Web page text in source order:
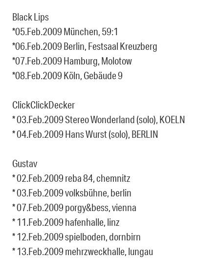
Black Lips
*05.Feb.2009 München, 59:1
*06.Feb.2009 Berlin, Festsaal Kreuzberg
*07.Feb.2009 Hamburg, Molotow
*08.Feb.2009 Köln, Gebäude 9
ClickClickDecker
* 03.Feb.2009 Stereo Wonderland (solo), KOELN
* 04.Feb.2009 Hans Wurst (solo), BERLIN
Gustav
* 02.Feb.2009 reba 84, chemnitz
* 03.Feb.2009 volksbühne, berlin
* 07.Feb.2009 porgy&bess, vienna
* 11.Feb.2009 hafenhalle, linz
* 12.Feb.2009 spielboden, dornbirn
* 13.Feb.2009 mehrzweckhalle, lungau